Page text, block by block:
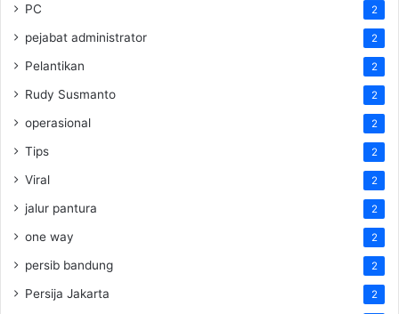
PC 2
pejabat administrator 2
Pelantikan 2
Rudy Susmanto 2
operasional 2
Tips 2
Viral 2
jalur pantura 2
one way 2
persib bandung 2
Persija Jakarta 2